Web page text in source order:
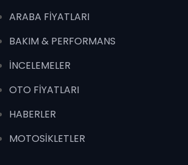
ARABA FİYATLARI
BAKIM & PERFORMANS
İNCELEMELER
OTO FİYATLARI
HABERLER
MOTOSİKLETLER